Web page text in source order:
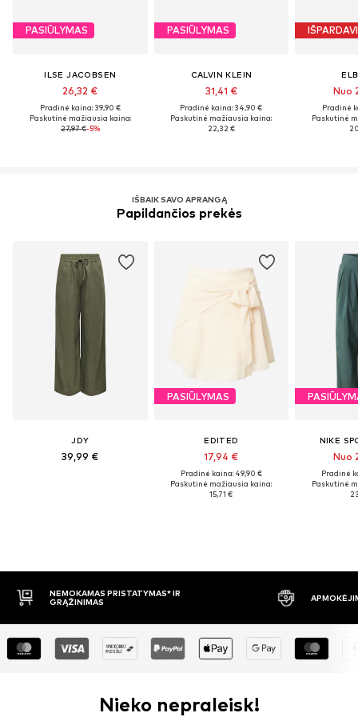
PASIŪLYMAS
ILSE JACOBSEN
26,32 €
Pradinė kaina: 39,90 €
Paskutinė mažiausia kaina:
27,97 €-5%
PASIŪLYMAS
CALVIN KLEIN
31,41 €
Pradinė kaina: 34,90 €
Paskutinė mažiausia kaina:
22,32 €
Nuo
Pradinė
Paskutinė
IŠBAIK SAVO APRANGĄ
Papildančios prekės
JDY
39,99 €
PASIŪLYMAS
EDITED
17,94 €
Pradinė kaina: 49,90 €
Paskutinė mažiausia kaina:
15,71 €
NIKE
Nuo
Pradinė
Paskutinė
APMOKĖJIMAS PRISTAČIUS 30 DIENŲ
Nieko nepraleisk!